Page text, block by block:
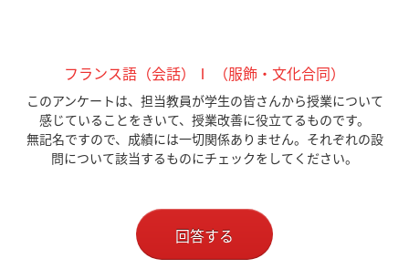
フランス語（会話）Ⅰ （服飾・文化合同）
このアンケートは、担当教員が学生の皆さんから授業について
感じていることをきいて、授業改善に役立てるものです。
無記名ですので、成績には一切関係ありません。それぞれの設
問について該当するものにチェックをしてください。
回答する